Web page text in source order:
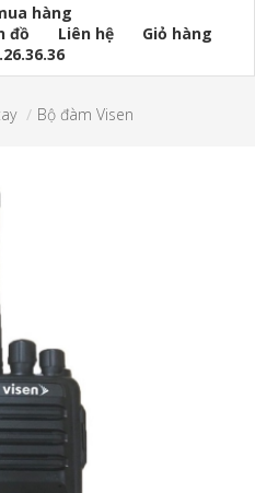
hàng
đồ Liên hệ
Giỏ hàng
Bộ đàm Visen